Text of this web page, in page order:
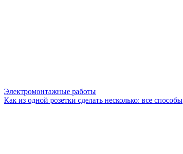
Электромонтажные работы
Как из одной розетки сделать несколько: все способы